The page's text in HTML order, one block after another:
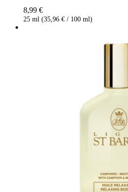
8,99 €
25 ml (35,96 € / 100 ml)